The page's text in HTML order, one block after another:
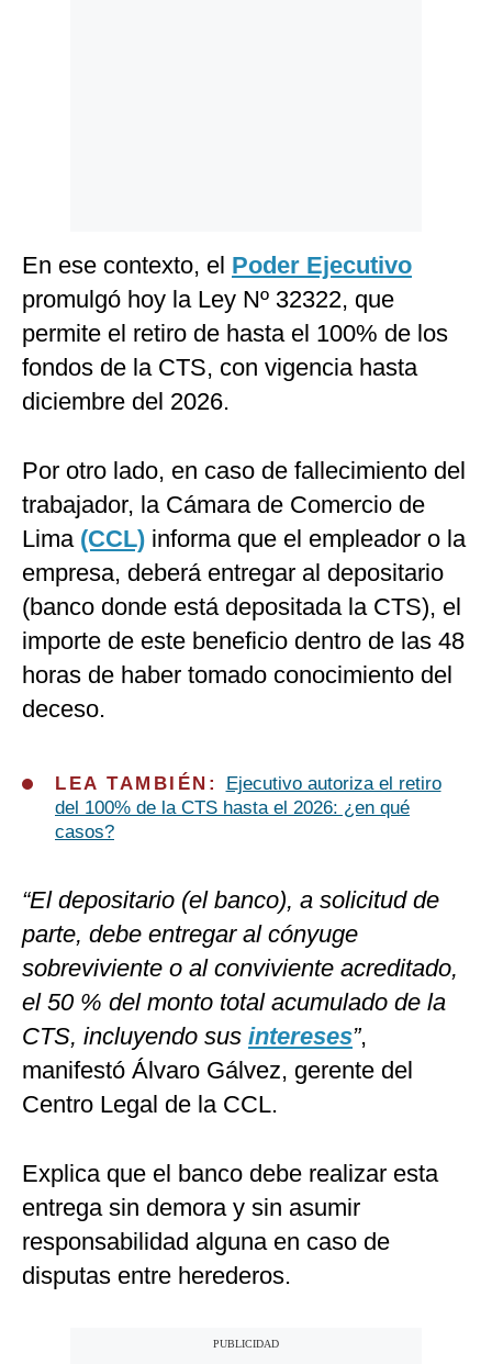
En ese contexto, el Poder Ejecutivo
promulgó hoy la Ley Nº 32322, que
permite el retiro de hasta el 100% de los
fondos de la CTS, con vigencia hasta
diciembre del 2026.
Por otro lado, en caso de fallecimiento del
trabajador, la Cámara de Comercio de
Lima (CCL) informa que el empleador o la
empresa, deberá entregar al depositario
(banco donde está depositada la CTS), el
importe de este beneficio dentro de las 48
horas de haber tomado conocimiento del
deceso.
LEA TAMBIÉN:
Ejecutivo autoriza el retiro
del 100% de la CTS hasta el 2026: ¿en qué
casos?
“El depositario (el banco), a solicitud de
parte, debe entregar al cónyuge
sobreviviente o al conviviente acreditado,
el 50 % del monto total acumulado de la
CTS, incluyendo sus intereses”,
manifestó Álvaro Gálvez, gerente del
Centro Legal de la CCL.
Explica que el banco debe realizar esta
entrega sin demora y sin asumir
responsabilidad alguna en caso de
disputas entre herederos.